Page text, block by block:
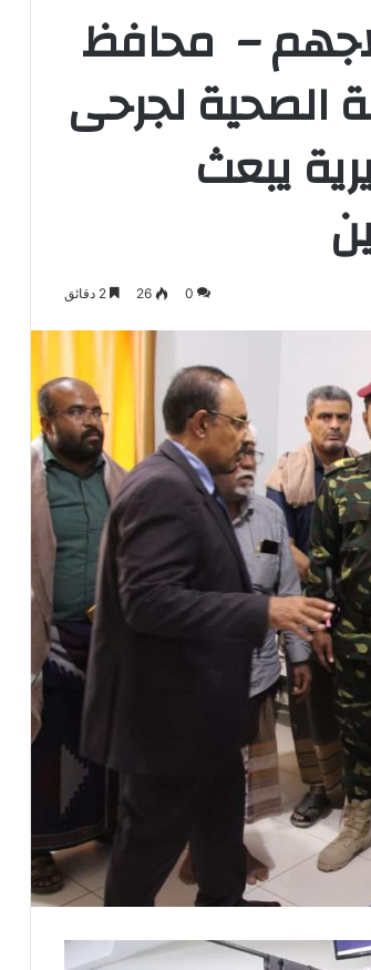
– محافظ
الصحية لجرحى
يبعث
0
26